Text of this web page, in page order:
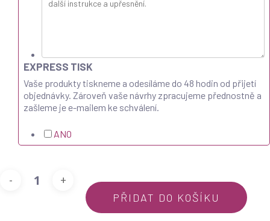
EXPRESS TISK
Vaše produkty tiskneme a odesíláme do 48 hodin od přijetí
objednávky. Zároveň vaše návrhy zpracujeme přednostně a
zašleme je e-mailem ke schválení.
ANO
PŘIDAT DO KOŠÍKU